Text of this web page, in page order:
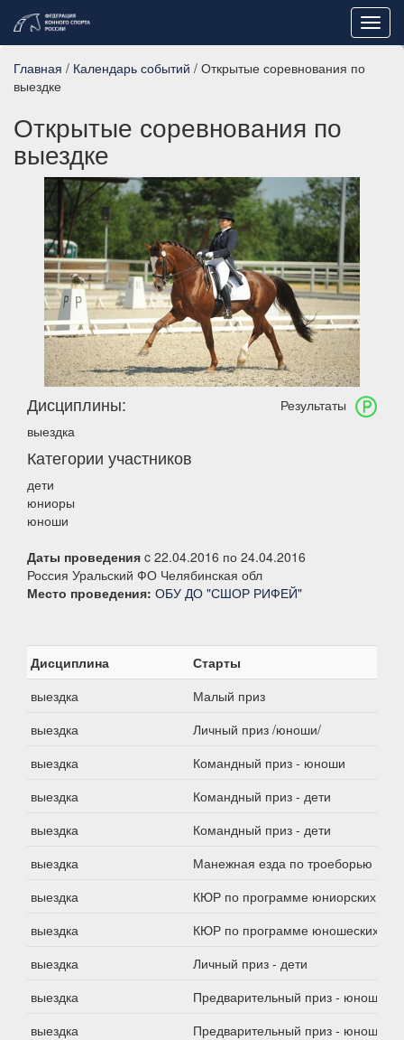
Главная / Календарь событий / Открытые соревнования по
выездке
Открытые соревнования по
выездке
Результаты
Дисциплины:
выездка
Категории участников
дети
юниоры
юноши
Даты проведения c 22.04.2016 по 24.04.2016
Россия Уральский ФО Челябинская обл
Место проведения: ОБУ ДО "СШОР РИФЕЙ"
Дисциплина
Старты
выездка
Малый приз
выездка
Личный приз /юноши/
выездка
Командный приз - юноши
выездка
Командный приз - дети
выездка
Командный приз - дети
выездка
Манежная езда по троеборью 1*А
выездка
КЮР по программе юниорских езд
выездка
КЮР по программе юношеских езд
выездка
Личный приз - дети
выездка
Предварительный приз - юноши
выездка
Предварительный приз - юноши